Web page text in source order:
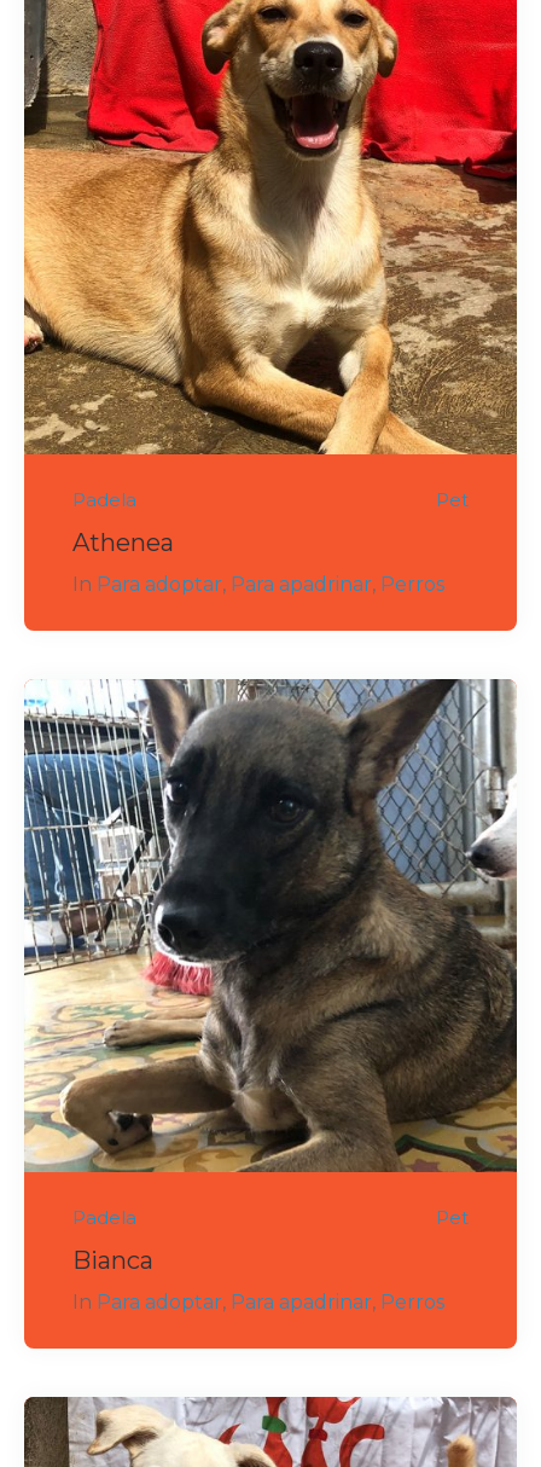
Padela Pet
Athenea
In Para adoptar, Para apadrinar, Perros
Padela Pet
Bianca
In Para adoptar, Para apadrinar, Perros